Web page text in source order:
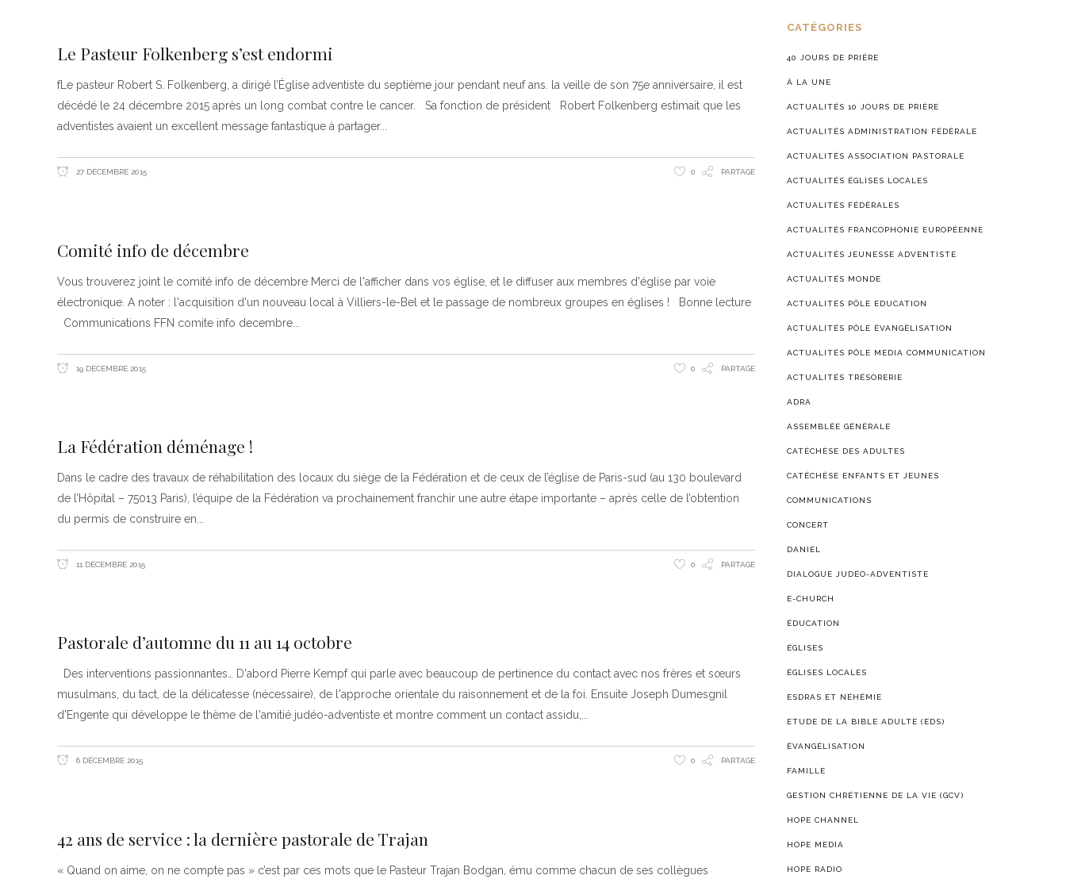
NOS VALEURS & NOS CROYANCES
Le Pasteur Folkenberg s’est endormi
fLe pasteur Robert S. Folkenberg, a dirigé l’Église adventiste du septième jour pendant neuf ans. la veille de son 75e anniversaire, il est
décédé le 24 décembre 2015 après un long combat contre le cancer. Sa fonction de président Robert Folkenberg estimait que les
adventistes avaient un excellent message fantastique à partager
27 DÉCEMBRE 2015 0 PARTAGE
Comité info de décembre
Vous trouverez joint le comité info de décembre Merci de l'afficher dans vos église, et le diffuser aux membres d'église par voie
électronique. A noter : l'acquisition d'un nouveau local à Villiers-le-Bel et le passage de nombreux groupes en églises ! Bonne lecture
Communications FFN comite info decembre
19 DÉCEMBRE 2015 0 PARTAGE
La Fédération déménage !
Dans le cadre des travaux de réhabilitation des locaux du siège de la Fédération et de ceux de l’église de Paris-sud (au 130 boulevard
de l’Hôpital – 75013 Paris), l’équipe de la Fédération va prochainement franchir une autre étape importante – après celle de l’obtention
du permis de construire en
11 DÉCEMBRE 2015 0 PARTAGE
Pastorale d’automne du 11 au 14 octobre
Des interventions passionnantes… D'abord Pierre Kempf qui parle avec beaucoup de pertinence du contact avec nos frères et sœurs
musulmans, du tact, de la délicatesse (nécessaire), de l'approche orientale du raisonnement et de la foi. Ensuite Joseph Dumesgnil
d'Engente qui développe le thème de l'amitié judéo-adventiste et montre comment un contact assidu,
6 DÉCEMBRE 2015 0 PARTAGE
42 ans de service : la dernière pastorale de Trajan
« Quand on aime, on ne compte pas » c’est par ces mots que le Pasteur Trajan Bodgan, ému comme chacun de ses collègues
CATÉGORIES
40 JOURS DE PRIÈRE
À LA UNE
ACTUALITÉS 10 JOURS DE PRIÈRE
ACTUALITÉS ADMINISTRATION FÉDÉRALE
ACTUALITÉS ASSOCIATION PASTORALE
ACTUALITÉS ÉGLISES LOCALES
ACTUALITÉS FÉDÉRALES
ACTUALITÉS FRANCOPHONIE EUROPÉENNE
ACTUALITÉS JEUNESSE ADVENTISTE
ACTUALITÉS MONDE
ACTUALITÉS PÔLE EDUCATION
ACTUALITÉS PÔLE ÉVANGÉLISATION
ACTUALITÉS PÔLE MEDIA COMMUNICATION
ACTUALITÉS TRÉSORERIE
ADRA
ASSEMBLÉE GÉNÉRALE
CATÉCHÈSE DES ADULTES
CATÉCHÈSE ENFANTS ET JEUNES
COMMUNICATIONS
CONCERT
DANIEL
DIALOGUE JUDÉO-ADVENTISTE
E-CHURCH
ÉDUCATION
ÉGLISES
ÉGLISES LOCALES
ESDRAS ET NÉHÉMIE
ETUDE DE LA BIBLE ADULTE (EDS)
ÉVANGÉLISATION
FAMILLE
GESTION CHRÉTIENNE DE LA VIE (GCV)
HOPE CHANNEL
HOPE MEDIA
HOPE RADIO